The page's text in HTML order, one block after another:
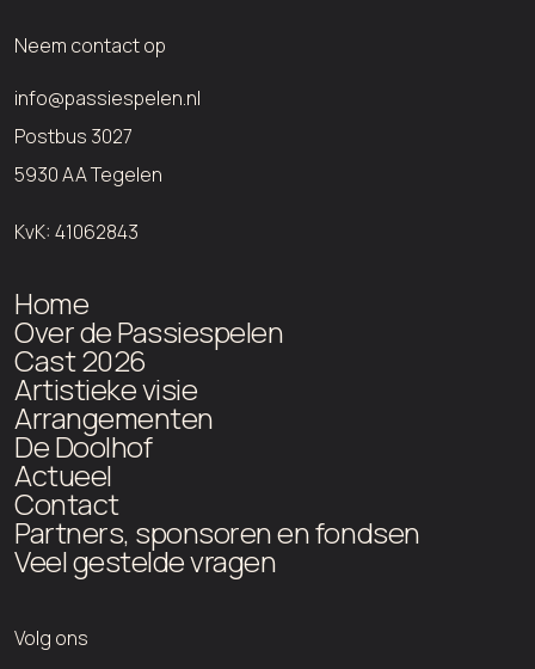
Neem contact op
info@passiespelen.nl
Postbus 3027
5930 AA Tegelen
KvK: 41062843
Home
Over de Passiespelen
Cast 2026
Artistieke visie
Arrangementen
De Doolhof
Actueel
Contact
Partners, sponsoren en fondsen
Veel gestelde vragen
Volg ons